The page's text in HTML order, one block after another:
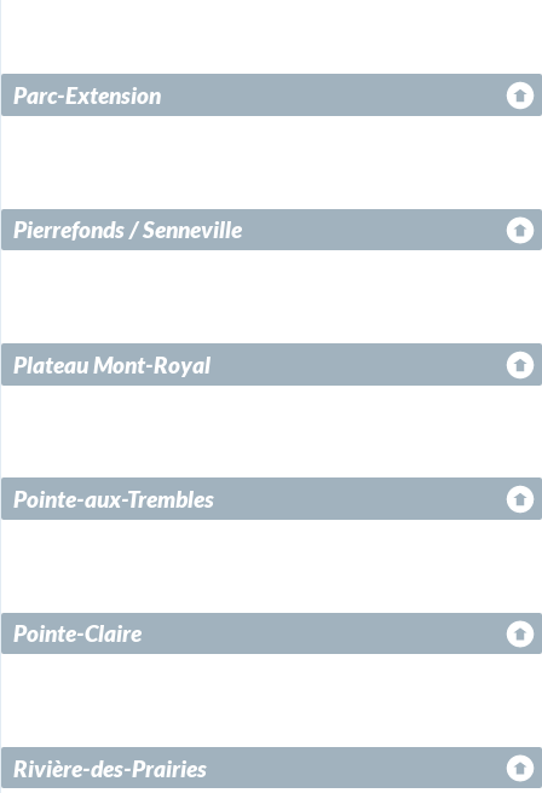
Parc-Extension
Pierrefonds / Senneville
Plateau Mont-Royal
Pointe-aux-Trembles
Pointe-Claire
Rivière-des-Prairies